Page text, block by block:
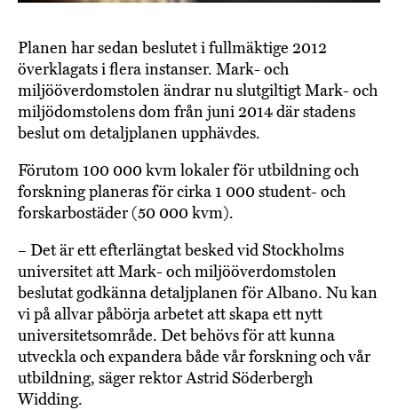
Planen har sedan beslutet i fullmäktige 2012
överklagats i flera instanser. Mark- och
miljööverdomstolen ändrar nu slutgiltigt Mark- och
miljödomstolens dom från juni 2014 där stadens
beslut om detaljplanen upphävdes.
Förutom 100 000 kvm lokaler för utbildning och
forskning planeras för cirka 1 000 student- och
forskarbostäder (50 000 kvm).
– Det är ett efterlängtat besked vid Stockholms
universitet att Mark- och miljööverdomstolen
beslutat godkänna detaljplanen för Albano. Nu kan
vi på allvar påbörja arbetet att skapa ett nytt
universitetsområde. Det behövs för att kunna
utveckla och expandera både vår forskning och vår
utbildning, säger rektor Astrid Söderbergh
Widding.